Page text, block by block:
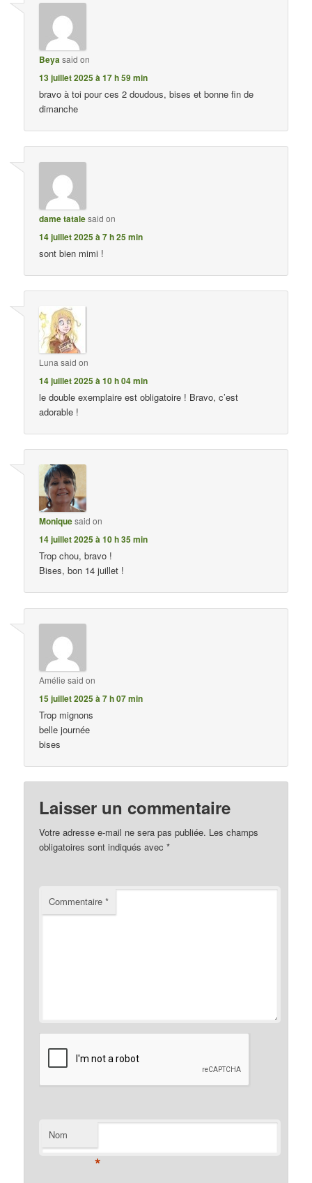
Beyasaid on
13 juillet 2025 à 17 h 59 min
bravo à toi pour ces 2 doudous, bises et bonne fin de
dimanche
dame tatalesaid on
14 juillet 2025 à 7 h 25 min
sont bien mimi !
Luna said on
14 juillet 2025 à 10 h 04 min
le double exemplaire est obligatoire ! Bravo, c’est
adorable !
Moniquesaid on
14 juillet 2025 à 10 h 35 min
Trop chou, bravo !
Bises, bon 14 juillet !
Amélie said on
15 juillet 2025 à 7 h 07 min
Trop mignons
belle journée
bises
Laisser un commentaire
Votre adresse e-mail ne sera pas publiée. Les champs
obligatoires sont indiqués avec*
Commentaire*
Nom
*